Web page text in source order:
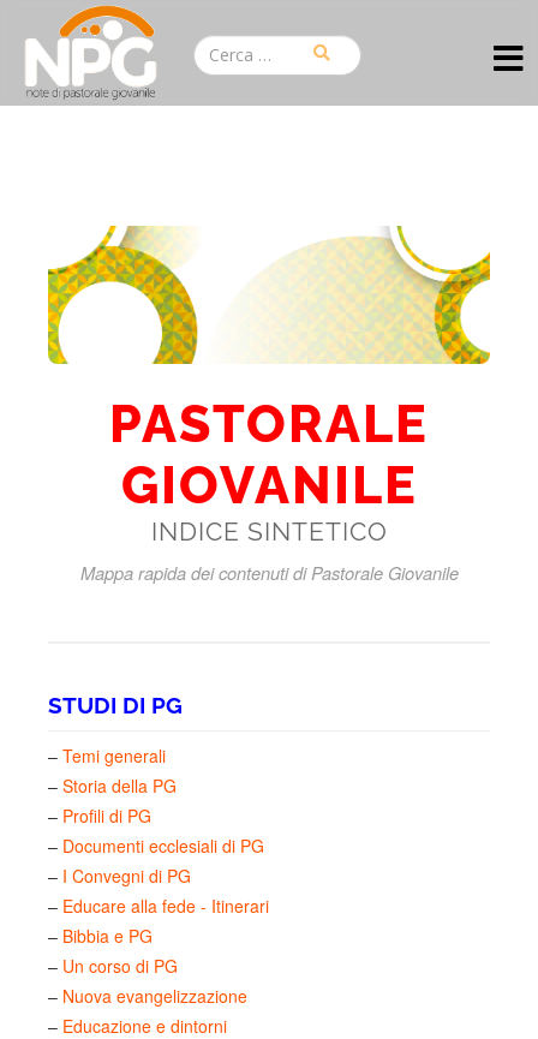
PASTORALE
GIOVANILE
INDICE SINTETICO
Mappa rapida dei contenuti di Pastorale Giovanile
STUDI DI PG
– Temi generali
– Storia della PG
– Profili di PG
– Documenti ecclesiali di PG
– I Convegni di PG
– Educare alla fede - Itinerari
– Bibbia e PG
– Un corso di PG
– Nuova evangelizzazione
– Educazione e dintorni